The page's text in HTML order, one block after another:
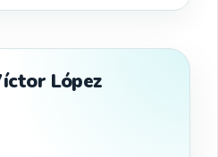
López